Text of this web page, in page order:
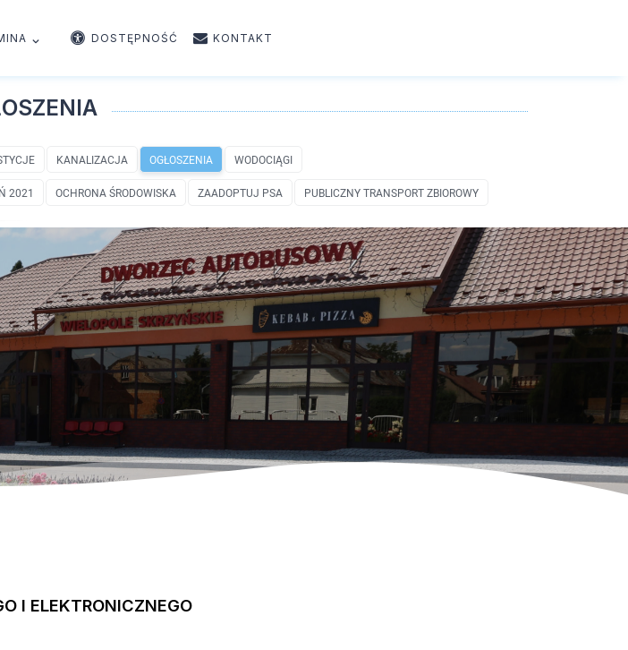
DOSTĘPNOŚĆ KONTAKT
KANALIZACJA OGŁOSZENIA WODOCIĄGI
2021 OCHRONA ŚRODOWISKA ZAADOPTUJ PSA PUBLICZNY TRANSPORT ZBIOROWY
I ELEKTRONICZNEGO